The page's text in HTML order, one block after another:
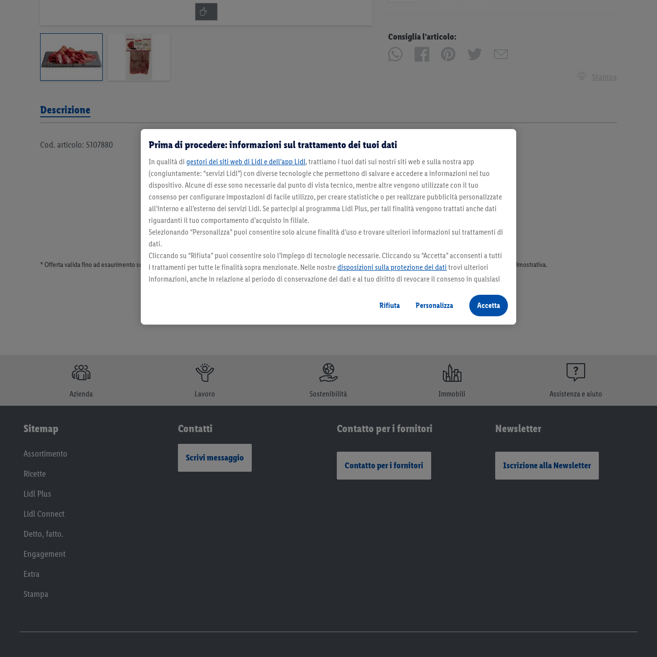
Consiglia l’articolo:
Stampa
Descrizione
Cod. articolo: 5107880
* Offerta valida fino ad esaurimento scorte. Tutti i prezzi senza decorazioni. I prodotti qui reclamizzati, soprattutto quelli non-food, non fanno sempre parte dell’assortimento. Ill. dimostrativa.
Azienda Lavoro Sostenibilità Immobili Assistenza e aiuto
Sitemap
Assortimento
Ricette
Lidl Plus
Lidl Connect
Detto, fatto.
Engagement
Extra
Stampa
Contatti
Scrivi messaggio
Contatto per i fornitori
Contatto per i fornitori
Newsletter
Iscrizione alla Newsletter
Prima di procedere: informazioni sul trattamento dei tuoi dati
In qualità di gestori dei siti web di Lidl e dell’app Lidl, trattiamo i tuoi dati sui nostri siti web e sulla nostra app
(congiuntamente: “servizi Lidl”) con diverse tecnologie che permettono di salvare e accedere a informazioni nel tuo
dispositivo. Alcune di esse sono necessarie dal punto di vista tecnico, mentre altre vengono utilizzate con il tuo
consenso per configurare impostazioni di facile utilizzo, per creare statistiche o per realizzare pubblicità personalizzate
all’interno e all’esterno dei servizi Lidl. Se partecipi al programma Lidl Plus, per tali finalità vengono trattati anche dati
riguardanti il tuo comportamento d’acquisto in filiale.
Selezionando “Personalizza” puoi consentire solo alcune finalità d’uso e trovare ulteriori informazioni sui trattamenti di
dati.
Cliccando su “Rifiuta” puoi consentire solo l’impiego di tecnologie necessarie. Cliccando su “Accetta” acconsenti a tutti
i trattamenti per tutte le finalità sopra menzionate. Nelle nostredisposizioni sulla protezione dei dati trovi ulteriori
informazioni, anche in relazione al periodo di conservazione dei dati e al tuo diritto di revocare il consenso in qualsiasi
Rifiuta
Personalizza Accetta